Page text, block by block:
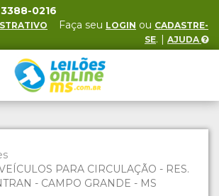
0216
Faça seu LOGIN ou CADASTRE-
SE. | AJUDA
PARA CIRCULAÇÃO - RES.
- CAMPO GRANDE - MS